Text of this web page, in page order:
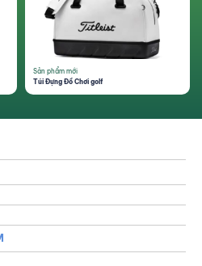
Sản phẩm mới
Túi Đựng Đồ Chơi golf